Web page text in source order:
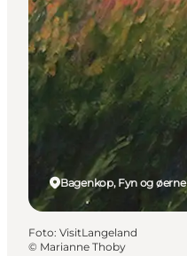
Bagenkop, Fyn og øerne
Foto: VisitLangeland
© Marianne Thoby